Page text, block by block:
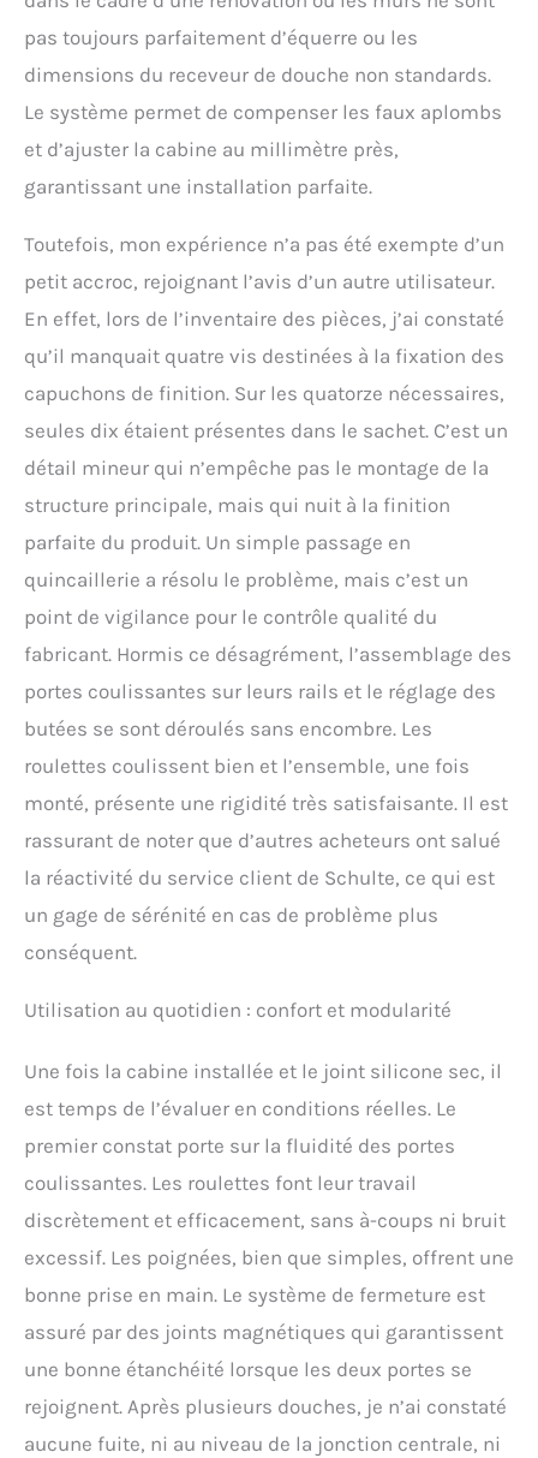
pas toujours parfaitement d’équerre ou les
dimensions du receveur de douche non standards.
Le système permet de compenser les faux aplombs
et d’ajuster la cabine au millimètre près,
garantissant une installation parfaite.
Toutefois, mon expérience n’a pas été exempte d’un
petit accroc, rejoignant l’avis d’un autre utilisateur.
En effet, lors de l’inventaire des pièces, j’ai constaté
qu’il manquait quatre vis destinées à la fixation des
capuchons de finition. Sur les quatorze nécessaires,
seules dix étaient présentes dans le sachet. C’est un
détail mineur qui n’empêche pas le montage de la
structure principale, mais qui nuit à la finition
parfaite du produit. Un simple passage en
quincaillerie a résolu le problème, mais c’est un
point de vigilance pour le contrôle qualité du
fabricant. Hormis ce désagrément, l’assemblage des
portes coulissantes sur leurs rails et le réglage des
butées se sont déroulés sans encombre. Les
roulettes coulissent bien et l’ensemble, une fois
monté, présente une rigidité très satisfaisante. Il est
rassurant de noter que d’autres acheteurs ont salué
la réactivité du service client de Schulte, ce qui est
un gage de sérénité en cas de problème plus
conséquent.
Utilisation au quotidien : confort et modularité
Une fois la cabine installée et le joint silicone sec, il
est temps de l’évaluer en conditions réelles. Le
premier constat porte sur la fluidité des portes
coulissantes. Les roulettes font leur travail
discrètement et efficacement, sans à-coups ni bruit
excessif. Les poignées, bien que simples, offrent une
bonne prise en main. Le système de fermeture est
assuré par des joints magnétiques qui garantissent
une bonne étanchéité lorsque les deux portes se
rejoignent. Après plusieurs douches, je n’ai constaté
aucune fuite, ni au niveau de la jonction centrale, ni